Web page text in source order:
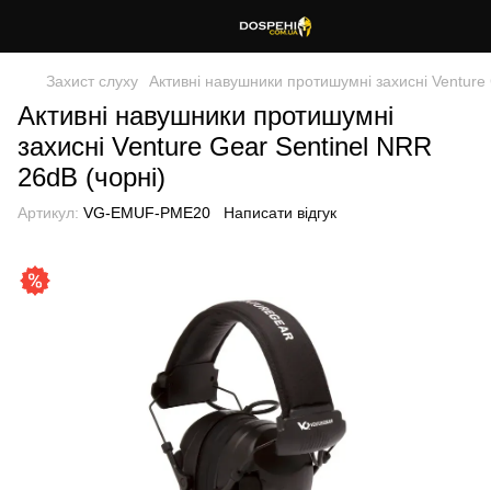
Захист слуху Активні навушники протишумні захисні
Активні навушники протишумні
захисні Venture Gear Sentinel NRR
26dB (чорні)
Артикул: VG-EMUF-PME20 Написати відгук